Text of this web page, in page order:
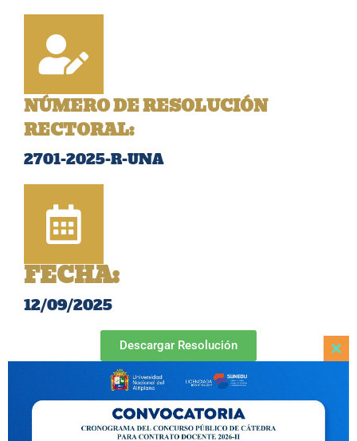
NÚMERO DE RESOLUCIÓN
RECTORAL:
2701-2025-R-UNA
FECHA:
12/09/2025
Descargar Resolución